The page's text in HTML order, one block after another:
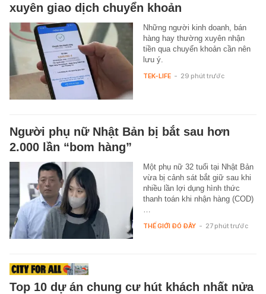
xuyên giao dịch chuyển khoản
Những người kinh doanh, bán
hàng hay thường xuyên nhận
tiền qua chuyển khoản cần nên
lưu ý.
TEK-LIFE - 29 phút trước
Người phụ nữ Nhật Bản bị bắt sau hơn
2.000 lần “bom hàng”
Một phụ nữ 32 tuổi tại Nhật Bản
vừa bị cảnh sát bắt giữ sau khi
nhiều lần lợi dụng hình thức
thanh toán khi nhận hàng (COD)
…
THẾ GIỚI ĐÓ ĐÂY - 27 phút trước
Top 10 dự án chung cư hút khách nhất nửa